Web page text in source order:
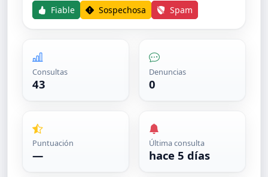
Fiable Sospechosa Spam
Consultas
43
Denuncias
0
Puntuación
—
Última consulta
hace 5 días